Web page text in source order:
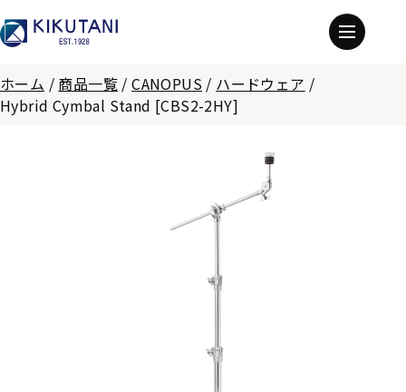
ホーム / 商品一覧 /CANOPUS / ハードウェア /
Hybrid Cymbal Stand [CBS2-2HY]